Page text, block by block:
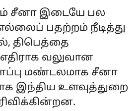
சீனா இடையே பல
பதற்றம் நீடித்து
திபெத்தை
எதிராக வலுவான
மண்டலமாக சீனா
இந்திய உளவுத்துறை